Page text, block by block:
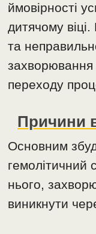
ймовірності
дитячому
та
переходу
Причини
Основним
гемолітичний
нього,
виникнути